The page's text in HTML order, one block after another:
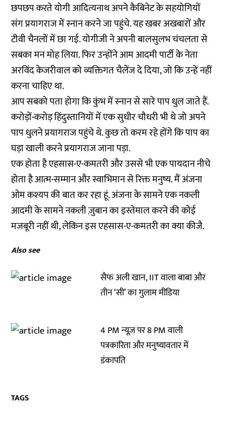
छपछप करते योगी आदित्यनाथ अपने कैबिनेट के सहयोगियों
संग प्रयागराज में स्नान करने जा पहुंचे. यह खबर अखबारों और
टीवी चैनलों में छा गई. योगीजी ने अपनी बालसुलभ चंचलता से
सबका मन मोह लिया. फिर उन्होंने आम आदमी पार्टी के नेता
अरविंद केजरीवाल को व्यक्तिगत चैलेंज दे दिया, जो कि उन्हें नहीं
करना चाहिए था.
आप सबको पता होगा कि कुंभ में स्नान से सारे पाप धुल जाते हैं.
करोड़ों-करोड़ हिंदुस्तानियों में एक सुधीर चौधरी भी थे जो अपने
पाप धुलने प्रयागराज पहुंचे थे. कुछ तो करम रहे होंगे कि पाप का
घड़ा खाली करने प्रयागराज जाना पड़ा.
एक होता है एहसास-ए-कमतरी और उससे भी एक पायदान नीचे
होता है आत्म-सम्मान और स्वाभिमान से रिक्त मनुष्य. मैं अंजना
ओम कश्यप की बात कर रहा हूं. अंजना के सामने एक नकली
आदमी के सामने नकली ज़ुबान का इस्तेमाल करने की कोई
मजबूरी नहीं थी, लेकिन इस एहसास-ए-कमतरी का क्या कीजै.
Also see
सैफ अली खान, IIT वाला बाबा और
तीन ‘सी’ का गुलाम मीडिया
4 PM न्यूज़ पर 8 PM वाली
पत्रकारिता और मनुष्यावतार में
डंकापति
TAGS